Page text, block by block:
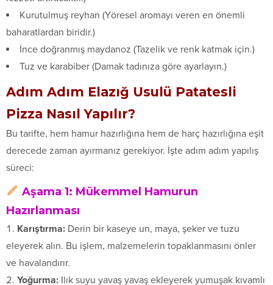
Kurutulmuş reyhan (Yöresel aromayı veren en önemli
baharatlardan biridir.)
İnce doğranmış maydanoz (Tazelik ve renk katmak için.)
Tuz ve karabiber (Damak tadınıza göre ayarlayın.)
Adım Adım Elazığ Usulü Patatesli
Pizza Nasıl Yapılır?
Bu tarifte, hem hamur hazırlığına hem de harç hazırlığına eşit
derecede zaman ayırmanız gerekiyor. İşte adım adım yapılış
süreci:
Aşama 1: Mükemmel Hamurun
Hazırlanması
Karıştırma: Derin bir kaseye un, maya, şeker ve tuzu
eleyerek alın. Bu işlem, malzemelerin topaklanmasını önler
ve havalandırır.
Yoğurma: Ilık suyu yavaş yavaş ekleyerek yumuşak kıvamlı